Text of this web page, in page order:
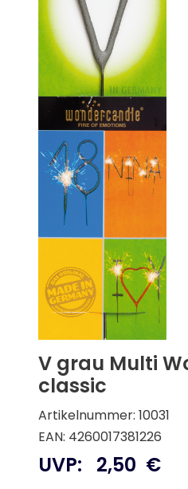
V grau Multi
classic
Artikelnummer: 10031
EAN: 4260017381226
UVP: 2,50 €